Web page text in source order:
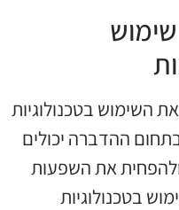
שימוש
השימוש בטכנולוגיות
ההדברה יכולים
את השפעות
בטכנולוגיות